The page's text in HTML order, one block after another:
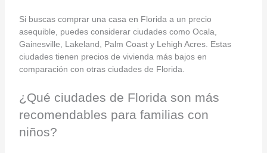
Si buscas comprar una casa en Florida a un precio
asequible, puedes considerar ciudades como Ocala,
Gainesville, Lakeland, Palm Coast y Lehigh Acres. Estas
ciudades tienen precios de vivienda más bajos en
comparación con otras ciudades de Florida.
¿Qué ciudades de Florida son más
recomendables para familias con
niños?